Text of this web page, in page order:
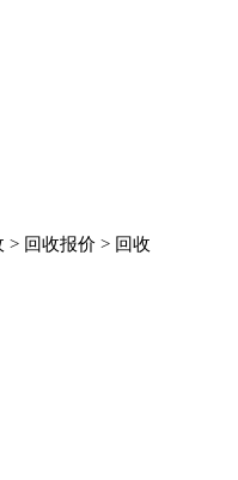
> 回收报价 > 回收